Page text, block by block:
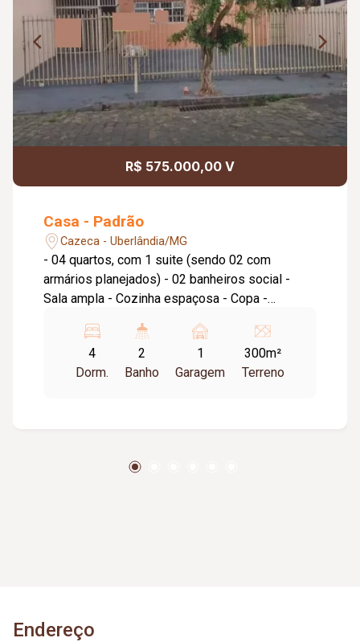
R$ 575.000,00 V
Casa - Padrão
Cazeca - Uberlândia/MG
- 04 quartos, com 1 suite (sendo 02 com
armários planejados) - 02 banheiros social -
Sala ampla - Cozinha espaçosa - Copa -
Garagem coberta para 1 carro - Estacionamento
para 2 carros descobertos
4
Dorm.
2
Banho
1
Garagem
300m²
Terreno
Endereço